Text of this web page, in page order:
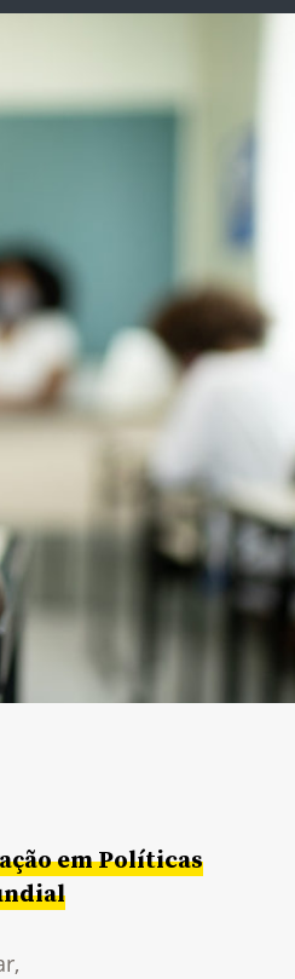
em Políticas